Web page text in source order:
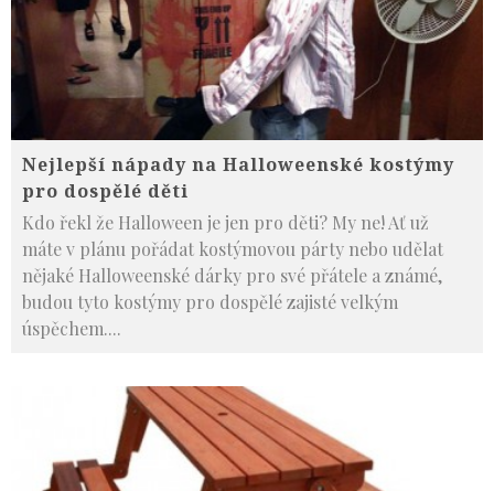
Nejlepší nápady na Halloweenské kostýmy
pro dospělé děti
Kdo řekl že Halloween je jen pro děti? My ne! Ať už
máte v plánu pořádat kostýmovou párty nebo udělat
nějaké Halloweenské dárky pro své přátele a známé,
budou tyto kostýmy pro dospělé zajisté velkým
úspěchem....